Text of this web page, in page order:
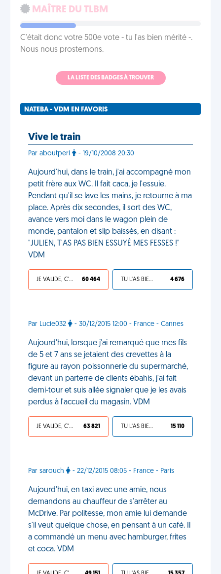
MAÎTRE DU TLBM
C'était donc votre 500e vote - tu l'as bien mérité -.
Nous nous prosternons.
LA LISTE DES BADGES À TROUVER
NATEBA - VDM EN FAVORIS
Vive le train
Par aboutperl - 19/10/2008 20:30
Aujourd'hui, dans le train, j'ai accompagné mon
petit frère aux WC. Il fait caca, je l'essuie.
Pendant qu'il se lave les mains, je retourne à ma
place. Après dix secondes, il sort des WC,
avance vers moi dans le wagon plein de
monde, pantalon et slip baissés, en disant :
"JULIEN, T'AS PAS BIEN ESSUYÉ MES FESSES !"
VDM
JE VALIDE, C'EST UNE VDM 60 464 TU L'AS BIEN MÉRITÉ 4 676
Par Lucie032 - 30/12/2015 12:00 - France - Cannes
Aujourd'hui, lorsque j'ai remarqué que mes fils
de 5 et 7 ans se jetaient des crevettes à la
figure au rayon poissonnerie du supermarché,
devant un parterre de clients ébahis, j'ai fait
demi-tour et suis allée signaler que je les avais
perdus à l'accueil du magasin. VDM
JE VALIDE, C'EST UNE VDM 63 821 TU L'AS BIEN MÉRITÉ 15 110
Par sarouch - 22/12/2015 08:05 - France - Paris
Aujourd'hui, en taxi avec une amie, nous
demandons au chauffeur de s'arrêter au
McDrive. Par politesse, mon amie lui demande
s'il veut quelque chose, en pensant à un café. Il
a commandé un menu avec hamburger, frites
et coca. VDM